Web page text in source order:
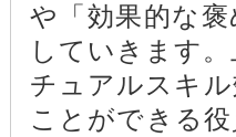
や「効果的な
していきます
チュアルスキ
ことができる